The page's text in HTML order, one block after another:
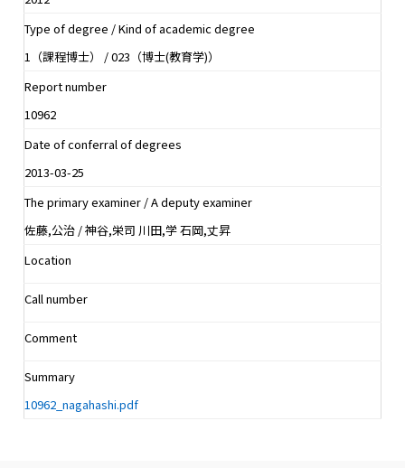
Type of degree / Kind of academic degree
1（課程博士） / 023（博士(教育学)）
Report number
10962
Date of conferral of degrees
2013-03-25
The primary examiner / A deputy examiner
佐藤,公治 / 神谷,栄司 川田,学 石岡,丈昇
Location
Call number
Comment
Summary
10962_nagahashi.pdf